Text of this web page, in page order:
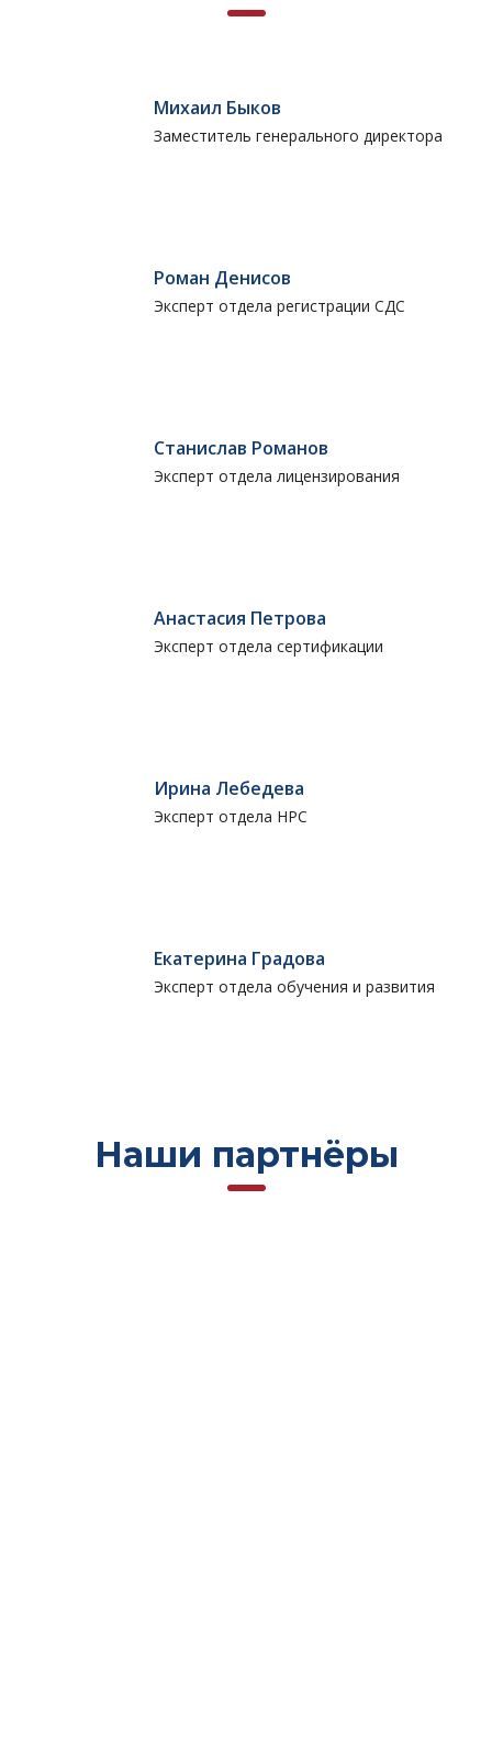
Михаил Быков
Заместитель генерального директора
Роман Денисов
Эксперт отдела регистрации СДС
Станислав Романов
Эксперт отдела лицензирования
Анастасия Петрова
Эксперт отдела сертификации
Ирина Лебедева
Эксперт отдела НРС
Екатерина Градова
Эксперт отдела обучения и развития
Наши партнёры